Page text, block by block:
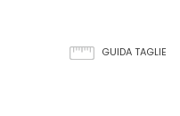
GUIDA TAGLIE